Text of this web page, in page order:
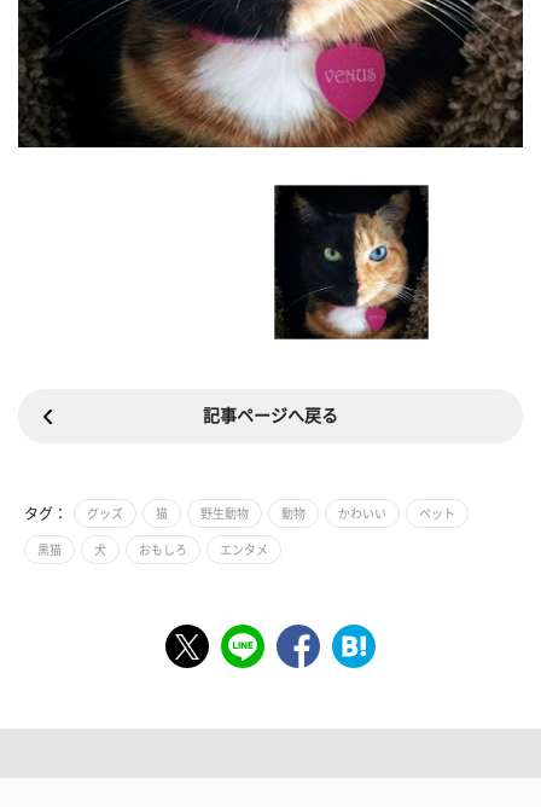
記事ページへ戻る
タグ： グッズ 猫 野生動物 動物 かわいい ペット
黒猫 犬 おもしろ エンタメ